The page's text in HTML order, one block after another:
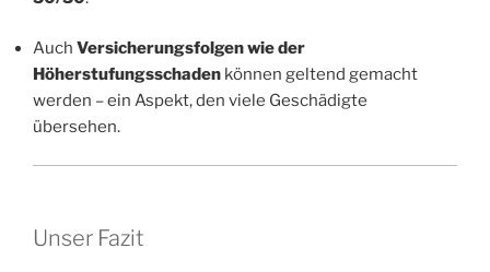
Auch Versicherungsfolgen wie der
Höherstufungsschaden können geltend gemacht
werden – ein Aspekt, den viele Geschädigte
übersehen.
Unser Fazit